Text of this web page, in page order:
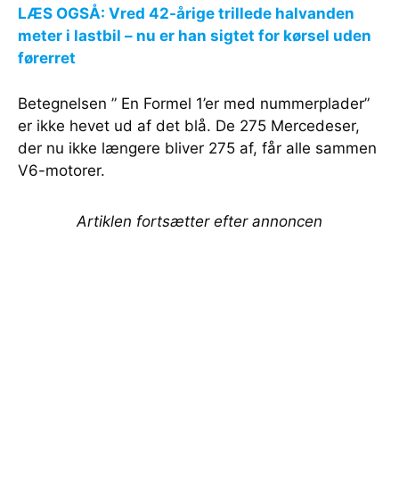
LÆS OGSÅ: Vred 42-årige trillede halvanden
meter i lastbil – nu er han sigtet for kørsel uden
førerret
Betegnelsen ” En Formel 1’er med nummerplader”
er ikke hevet ud af det blå. De 275 Mercedeser,
der nu ikke længere bliver 275 af, får alle sammen
V6-motorer.
Artiklen fortsætter efter annoncen